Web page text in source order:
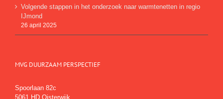
Volgende stappen in het onderzoek naar warmtenetten in regio
IJmond
26 april 2025
MVG DUURZAAM PERSPECTIEF
Spoorlaan 82c
5061 HD Oisterwijk